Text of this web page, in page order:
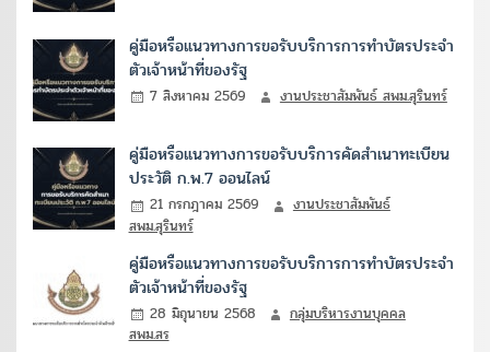
คู่มือหรือแนวทางการขอรับบริการการทำบัตรประจำ
ตัวเจ้าหน้าที่ของรัฐ
7 สิงหาคม 2569 งานประชาสัมพันธ์ สพม.สุรินทร์
คู่มือหรือแนวทางการขอรับบริการคัดสำเนาทะเบียน
ประวัติ ก.พ.7 ออนไลน์
21 กรกฎาคม 2569
งานประชาสัมพันธ์
สพม.สุรินทร์
คู่มือหรือแนวทางการขอรับบริการการทำบัตรประจำ
ตัวเจ้าหน้าที่ของรัฐ
28 มิถุนายน 2568
กลุ่มบริหารงานบุคคล
สพม.สร